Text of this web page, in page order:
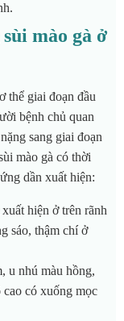
mào gà ở
thể giai đoạn đầu
bệnh chủ quan
sang giai đoạn
mào gà có thời
dần xuất hiện:
hiện ở trên rãnh
sáo, thậm chí ở
u nhú màu hồng,
có xuống mọc